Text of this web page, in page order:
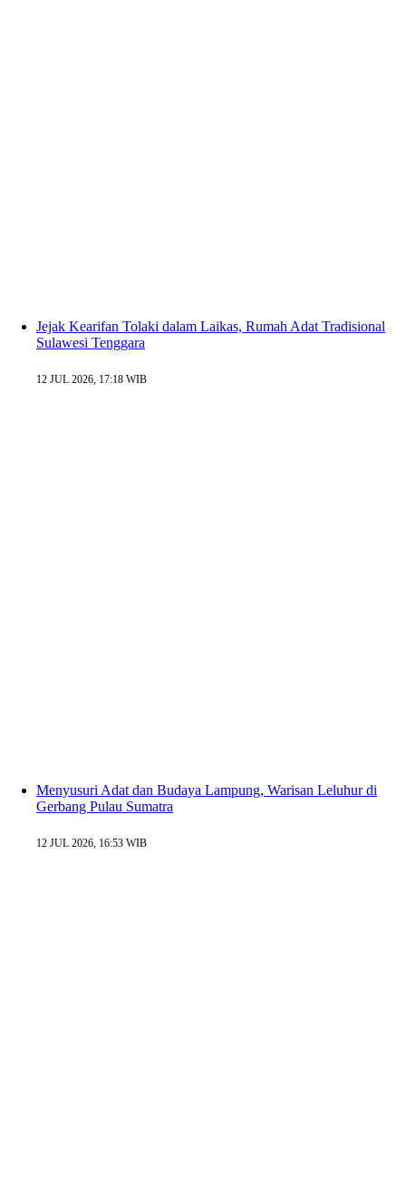
Jejak Kearifan Tolaki dalam Laikas, Rumah Adat Tradisional
Sulawesi Tenggara
12 JUL 2026, 17:18 WIB
Menyusuri Adat dan Budaya Lampung, Warisan Leluhur di
Gerbang Pulau Sumatra
12 JUL 2026, 16:53 WIB